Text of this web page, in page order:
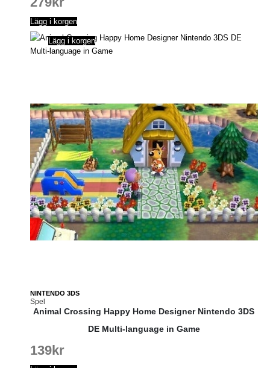
Lägg i korgen
NINTENDO 3DS
Spel
Lägg i korgen
Animal Crossing Happy Home Designer Nintendo 3DS
DE Multi-language in Game
139kr